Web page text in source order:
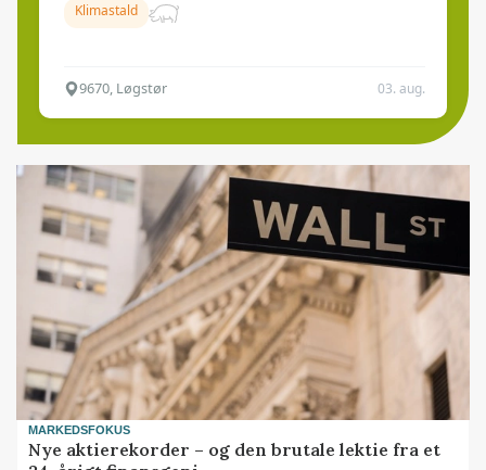
Klimastald
9670, Løgstør 03. aug.
MARKEDSFOKUS
Nye aktierekorder – og den brutale lektie fra et